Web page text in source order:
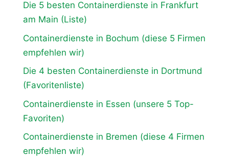
Die 5 besten Containerdienste in Frankfurt
am Main (Liste)
Containerdienste in Bochum (diese 5 Firmen
empfehlen wir)
Die 4 besten Containerdienste in Dortmund
(Favoritenliste)
Containerdienste in Essen (unsere 5 Top-
Favoriten)
Containerdienste in Bremen (diese 4 Firmen
empfehlen wir)